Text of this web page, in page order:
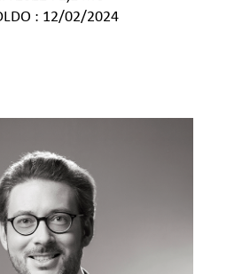
: 12/02/2024